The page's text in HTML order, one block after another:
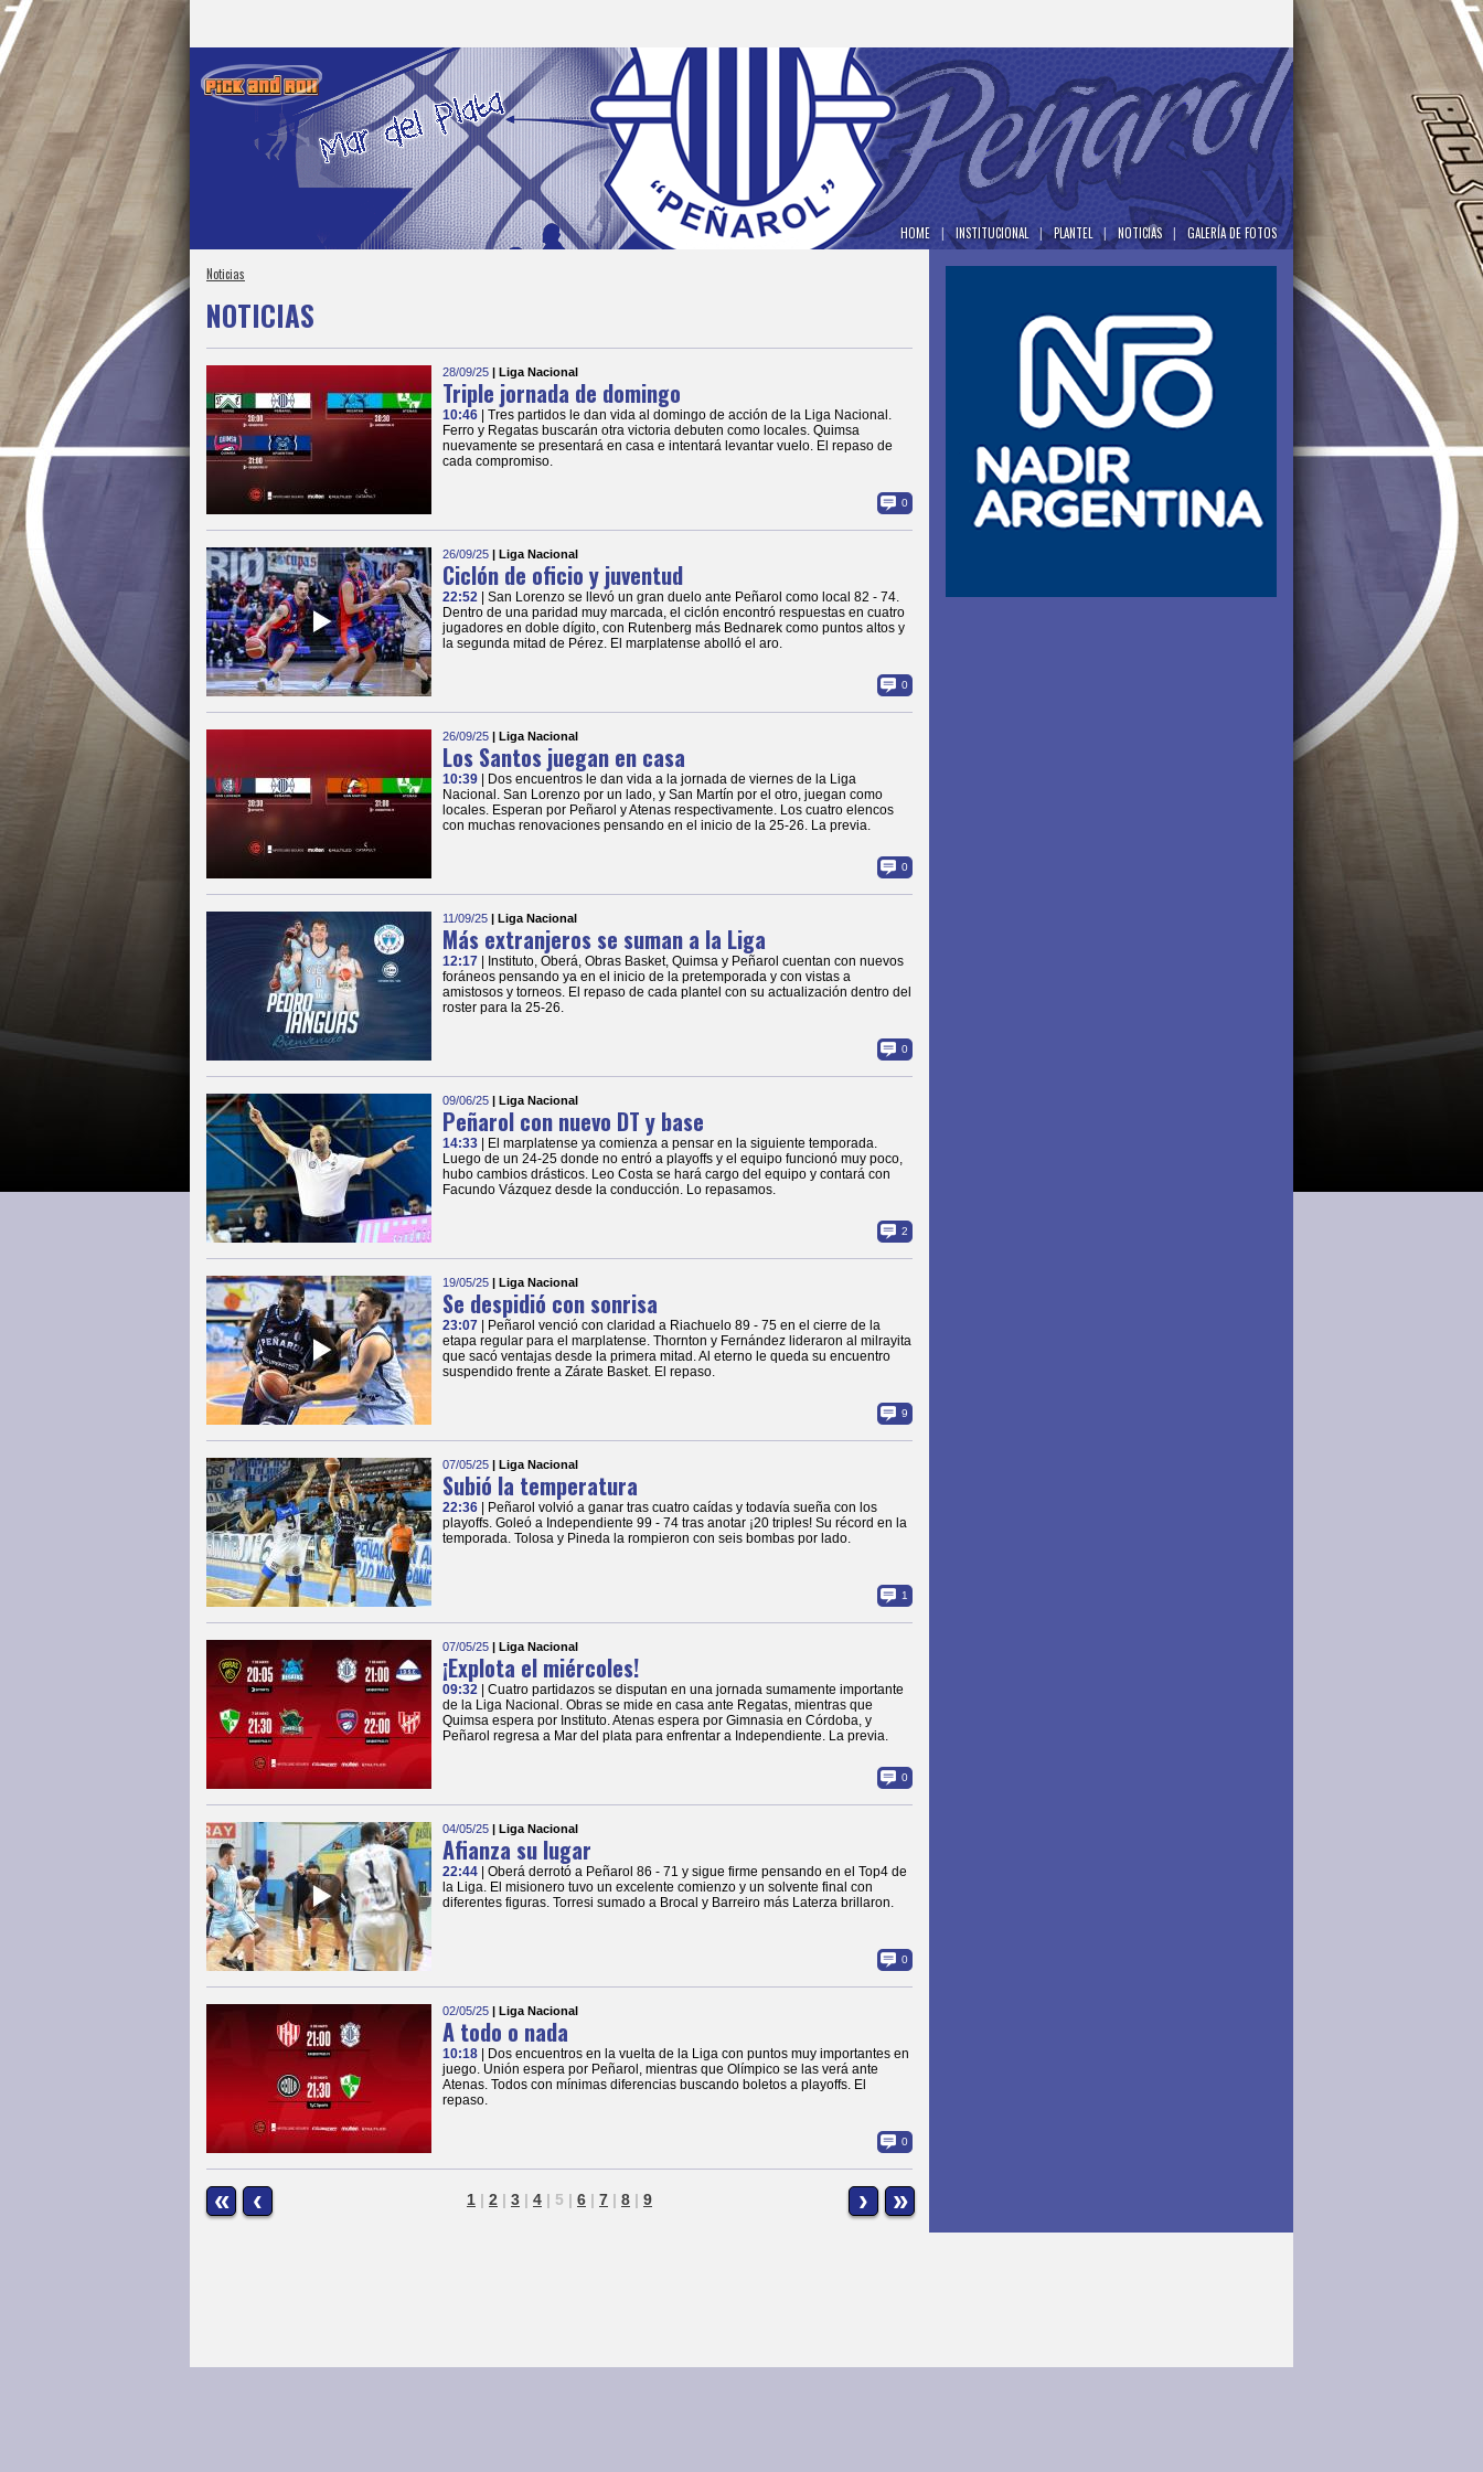
HOME | INSTITUCIONAL | PLANTEL | NOTICIAS | GALERÍA DE FOTOS
Noticias
NOTICIAS
28/09/25 | Liga Nacional
Triple jornada de domingo
10:46
| Tres partidos le dan vida al domingo de acción de la Liga Nacional.
Ferro y Regatas buscarán otra victoria debuten como locales. Quimsa
nuevamente se presentará en casa e intentará levantar vuelo. El repaso de
cada compromiso.
0
26/09/25 | Liga Nacional
Ciclón de oficio y juventud
22:52
| San Lorenzo se llevó un gran duelo ante Peñarol como local 82 - 74.
Dentro de una paridad muy marcada, el ciclón encontró respuestas en cuatro
jugadores en doble dígito, con Rutenberg más Bednarek como puntos altos y
la segunda mitad de Pérez. El marplatense abolló el aro.
0
26/09/25 | Liga Nacional
Los Santos juegan en casa
10:39
| Dos encuentros le dan vida a la jornada de viernes de la Liga
Nacional. San Lorenzo por un lado, y San Martín por el otro, juegan como
locales. Esperan por Peñarol y Atenas respectivamente. Los cuatro elencos
con muchas renovaciones pensando en el inicio de la 25-26. La previa.
0
11/09/25 | Liga Nacional
Más extranjeros se suman a la Liga
12:17
| Instituto, Oberá, Obras Basket, Quimsa y Peñarol cuentan con nuevos
foráneos pensando ya en el inicio de la pretemporada y con vistas a
amistosos y torneos. El repaso de cada plantel con su actualización dentro del
roster para la 25-26.
0
09/06/25 | Liga Nacional
Peñarol con nuevo DT y base
14:33
| El marplatense ya comienza a pensar en la siguiente temporada.
Luego de un 24-25 donde no entró a playoffs y el equipo funcionó muy poco,
hubo cambios drásticos. Leo Costa se hará cargo del equipo y contará con
Facundo Vázquez desde la conducción. Lo repasamos.
2
19/05/25 | Liga Nacional
Se despidió con sonrisa
23:07
| Peñarol venció con claridad a Riachuelo 89 - 75 en el cierre de la
etapa regular para el marplatense. Thornton y Fernández lideraron al milrayita
que sacó ventajas desde la primera mitad. Al eterno le queda su encuentro
suspendido frente a Zárate Basket. El repaso.
9
07/05/25 | Liga Nacional
Subió la temperatura
22:36
| Peñarol volvió a ganar tras cuatro caídas y todavía sueña con los
playoffs. Goleó a Independiente 99 - 74 tras anotar ¡20 triples! Su récord en la
temporada. Tolosa y Pineda la rompieron con seis bombas por lado.
1
07/05/25 | Liga Nacional
¡Explota el miércoles!
09:32
| Cuatro partidazos se disputan en una jornada sumamente importante
de la Liga Nacional. Obras se mide en casa ante Regatas, mientras que
Quimsa espera por Instituto. Atenas espera por Gimnasia en Córdoba, y
Peñarol regresa a Mar del plata para enfrentar a Independiente. La previa.
0
04/05/25 | Liga Nacional
Afianza su lugar
22:44
| Oberá derrotó a Peñarol 86 - 71 y sigue firme pensando en el Top4 de
la Liga. El misionero tuvo un excelente comienzo y un solvente final con
diferentes figuras. Torresi sumado a Brocal y Barreiro más Laterza brillaron.
0
02/05/25 | Liga Nacional
A todo o nada
10:18
| Dos encuentros en la vuelta de la Liga con puntos muy importantes en
juego. Unión espera por Peñarol, mientras que Olímpico se las verá ante
Atenas. Todos con mínimas diferencias buscando boletos a playoffs. El
repaso.
0
« ‹ 1 | 2 | 3 | 4 | 5 | 6 | 7 | 8 | 9 › »